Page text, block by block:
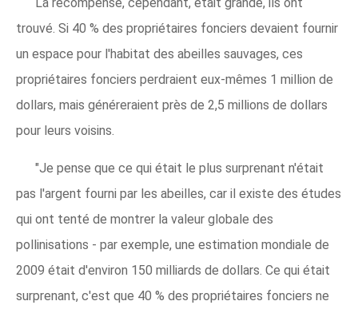
trouvé. Si 40 % des propriétaires fonciers devaient fournir
un espace pour l'habitat des abeilles sauvages, ces
propriétaires fonciers perdraient eux-mêmes 1 million de
dollars, mais généreraient près de 2,5 millions de dollars
pour leurs voisins.
"Je pense que ce qui était le plus surprenant n'était
pas l'argent fourni par les abeilles, car il existe des études
qui ont tenté de montrer la valeur globale des
pollinisations - par exemple, une estimation mondiale de
2009 était d'environ 150 milliards de dollars. Ce qui était
surprenant, c'est que 40 % des propriétaires fonciers ne